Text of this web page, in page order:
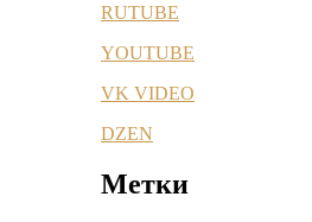
RUTUBE
YOUTUBE
VK VIDEO
DZEN
Метки